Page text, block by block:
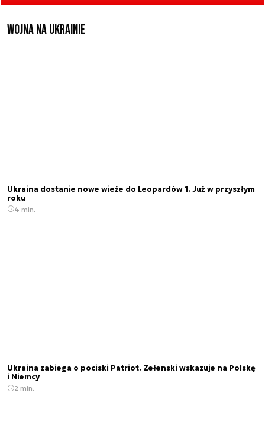
Wojna na Ukrainie
Ukraina dostanie nowe wieże do Leopardów 1. Już w przyszłym
roku
4 min.
Ukraina zabiega o pociski Patriot. Zełenski wskazuje na Polskę
i Niemcy
2 min.